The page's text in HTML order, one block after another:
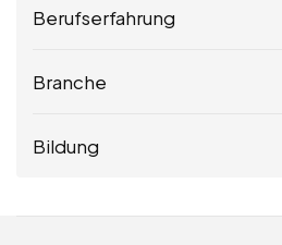
Berufserfahrung
Branche
Bildung